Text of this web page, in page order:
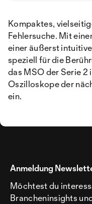
Kompaktes,
Fehlersuche. Mit
einer äußerst
speziell für die
das MSO der Serie
Oszilloskope der
ein.
Anmeldung
Möchtest du
Brancheninsights